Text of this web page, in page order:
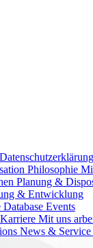
Datenschutzerklärung
Philosophie
Planung &
& Entwicklung
Events
Mit uns
News & Service